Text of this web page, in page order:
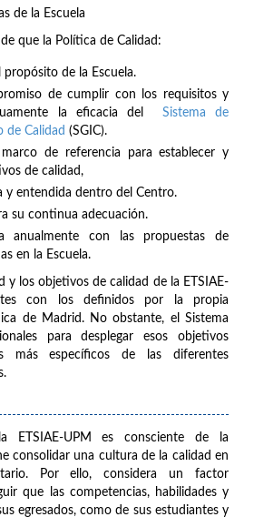
de la Escuela
que la Política de Calidad:
propósito de la Escuela.
de cumplir con los requisitos y
la eficacia del Sistema de
de Calidad (SGIC).
de referencia para establecer y
de calidad,
y entendida dentro del Centro.
su continua adecuación.
anualmente con las propuestas de
en la Escuela.
y los objetivos de calidad de la ETSIAE-
con los definidos por la propia
de Madrid. No obstante, el Sistema
para desplegar esos objetivos
más específicos de las diferentes
ETSIAE-UPM es consciente de la
consolidar una cultura de la calidad en
Por ello, considera un factor
que las competencias, habilidades y
egresados, como de sus estudiantes y